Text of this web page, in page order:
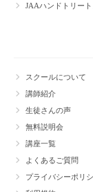
JAAハンドトリー
スクールについて
講師紹介
生徒さんの声
無料説明会
講座一覧
よくあるご質問
プライバシーポリ